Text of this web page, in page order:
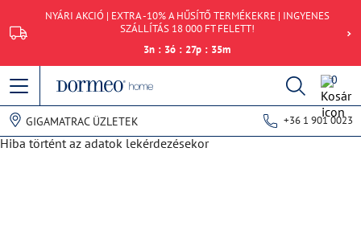
NYÁRI AKCIÓ | EXTRA -10% A HŰSÍTŐ TERMÉKEKRE | INGYENES
SZÁLLÍTÁS 18 000 FT FELETT!
3n : 3ó : 27p : 35m
0
GIGAMATRAC ÜZLETEK +36 1 901 0023
Hiba történt az adatok lekérdezésekor